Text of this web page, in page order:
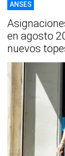
ANSES
en agosto
nuevos